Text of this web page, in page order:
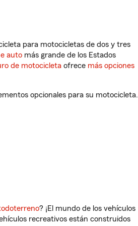
para motocicletas de dos y tres
auto más grande de los Estados
de motocicleta ofrece más opciones
opcionales para su motocicleta.
? ¡El mundo de los vehículos
recreativos están construidos